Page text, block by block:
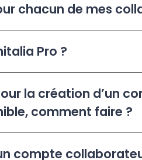
chacun de mes
Pro ?
la création d’un
comment faire ?
compte